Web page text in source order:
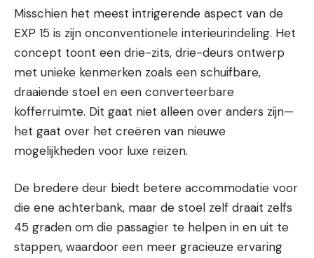
Misschien het meest intrigerende aspect van de
EXP 15 is zijn onconventionele interieurindeling. Het
concept toont een drie-zits, drie-deurs ontwerp
met unieke kenmerken zoals een schuifbare,
draaiende stoel en een converteerbare
kofferruimte. Dit gaat niet alleen over anders zijn—
het gaat over het creëren van nieuwe
mogelijkheden voor luxe reizen.
De bredere deur biedt betere accommodatie voor
die ene achterbank, maar de stoel zelf draait zelfs
45 graden om die passagier te helpen in en uit te
stappen, waardoor een meer gracieuze ervaring